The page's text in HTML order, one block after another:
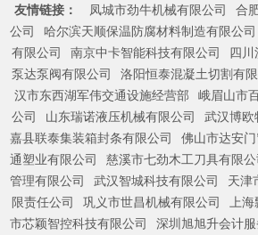
友情链接：
凤城市劲牛机械有限公司
合
公司
哈尔滨天顺保温防腐材料制造有限公司
有限公司
南京中卡智能科技有限公司 四川
泵达泵阀有限公司
洛阳恒泰混凝土切割有
汉市东西湖军伟交通设施经营部
峨眉山市
公司
山东瑞诺液压机械有限公司 武汉博欧
嘉县联泰集装箱封条有限公司
佛山市达安
通塑业有限公司
慈溪市七劲木工刀具有限公
管理有限公司
武汉智城科技有限公司
天津
限责任公司
巩义市世昌机械有限公司 上
市芯颖智控科技有限公司
深圳旭旭升会计